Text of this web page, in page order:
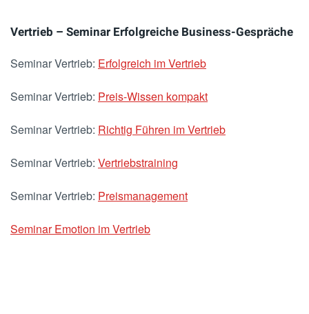
Vertrieb – Seminar Erfolgreiche Business-Gespräche
Seminar Vertrieb: Erfolgreich im Vertrieb
Seminar Vertrieb: Preis-Wissen kompakt
Seminar Vertrieb: Richtig Führen im Vertrieb
Seminar Vertrieb: Vertriebstraining
Seminar Vertrieb: Preismanagement
Seminar Emotion im Vertrieb